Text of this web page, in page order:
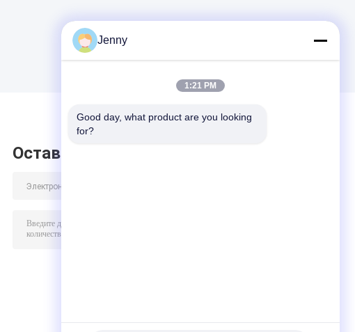
Оставить сообщение
Jenny
1:21 PM
Good day, what product are you looking
for?